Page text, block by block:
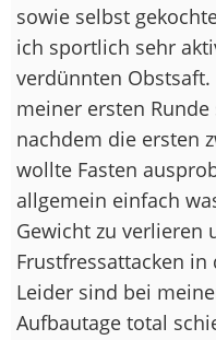
sowie selbst
ich sportlich sehr
verdünnten
meiner ersten
nachdem die ersten
wollte Fasten
allgemein einfach
Gewicht zu verlieren
Frustfressattacken
Leider sind bei
Aufbautage total